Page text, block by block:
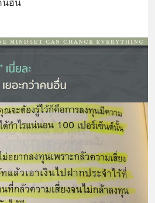
ะสิทธิภาพมากยิ่งขึ้น 📍 สนใจ
🔗 หรือกดลิงก์
lin.ee/U91Fzyz